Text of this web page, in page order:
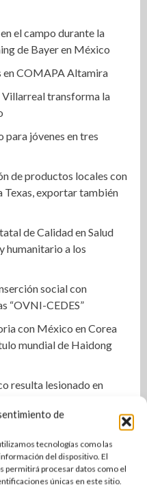
de
tecnologías como las
del dispositivo. El
permitirá procesar datos como el
únicas en este sitio.
el campo durante la
de Bayer en México
en COMAPA Altamira
transforma la
para jóvenes en tres
de productos locales con
Texas, exportar también
de Calidad en Salud
humanitario a los
social con
“OVNI-CEDES”
con México en Corea
mundial de Haidong
resulta lesionado en
durante operativo
para búsqueda de